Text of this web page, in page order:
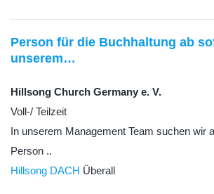
Person für die Buchhaltung ab
unserem…
Hillsong Church Germany e. V.
Voll-/ Teilzeit
In unserem Management Team suchen wir
Person ..
Hillsong DACH Überall